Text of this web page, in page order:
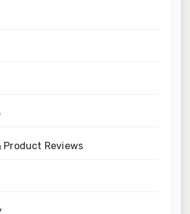
Product Reviews